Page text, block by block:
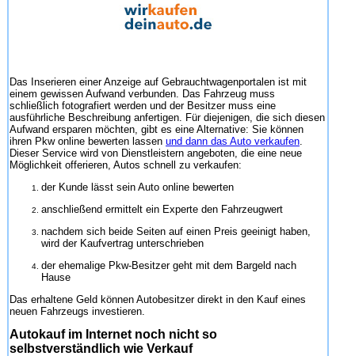
Das Inserieren einer Anzeige auf Gebrauchtwagenportalen ist mit
einem gewissen Aufwand verbunden. Das Fahrzeug muss
schließlich fotografiert werden und der Besitzer muss eine
ausführliche Beschreibung anfertigen. Für diejenigen, die sich diesen
Aufwand ersparen möchten, gibt es eine Alternative: Sie können
ihren Pkw online bewerten lassen und dann das Auto verkaufen
Dieser Service wird von Dienstleistern angeboten, die eine neue
Möglichkeit offerieren, Autos schnell zu verkaufen:
der Kunde lässt sein Auto online bewerten
anschließend ermittelt ein Experte den Fahrzeugwert
nachdem sich beide Seiten auf einen Preis geeinigt haben,
wird der Kaufvertrag unterschrieben
der ehemalige Pkw-Besitzer geht mit dem Bargeld nach
Hause
Das erhaltene Geld können Autobesitzer direkt in den Kauf eines
neuen Fahrzeugs investieren.
Autokauf im Internet noch nicht so
selbstverständlich wie Verkauf